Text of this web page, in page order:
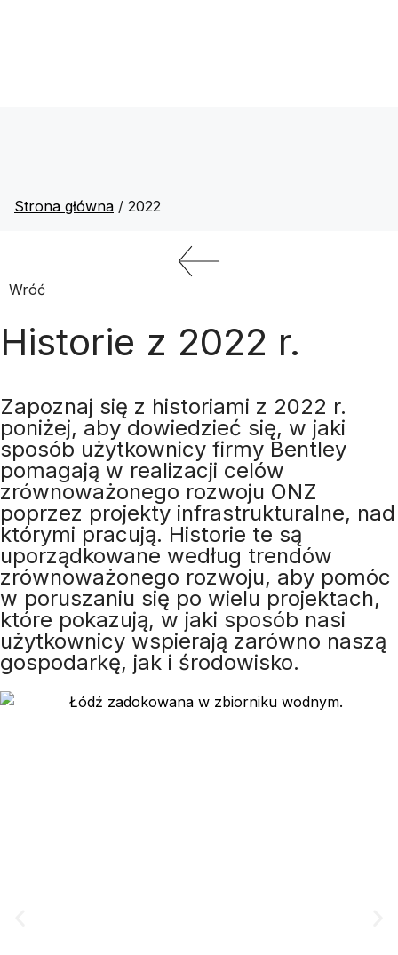
Strona główna / 2022
Wróć
Historie z 2022 r.
Zapoznaj się z historiami z 2022 r.
poniżej, aby dowiedzieć się, w jaki
sposób użytkownicy firmy Bentley
pomagają w realizacji celów
zrównoważonego rozwoju ONZ
poprzez projekty infrastrukturalne, nad
którymi pracują. Historie te są
uporządkowane według trendów
zrównoważonego rozwoju, aby pomóc
w poruszaniu się po wielu projektach,
które pokazują, w jaki sposób nasi
użytkownicy wspierają zarówno naszą
gospodarkę, jak i środowisko.